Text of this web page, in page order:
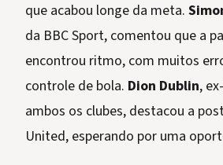
que acabou longe da meta.
da BBC Sport, comentou que a
encontrou ritmo, com muitos
controle de bola. Dion Dublin,
ambos os clubes, destacou a
United, esperando por uma